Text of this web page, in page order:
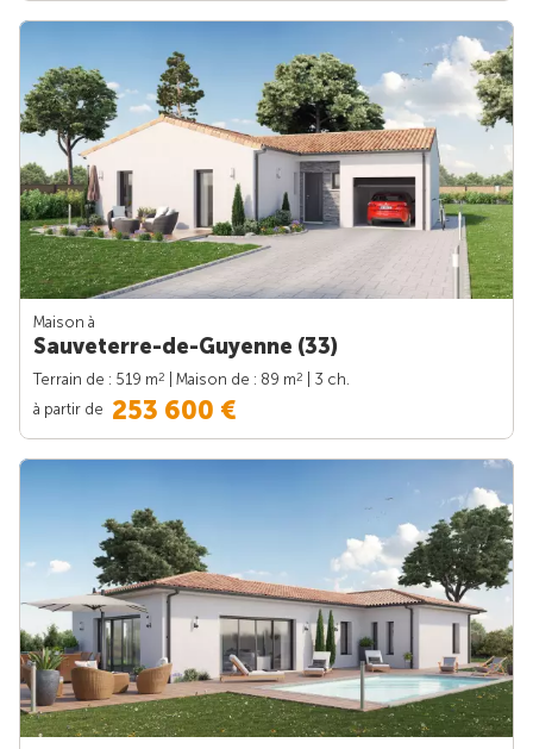
Maison à
Sauveterre-de-Guyenne (33)
Terrain de : 519 m2 | Maison de : 89 m2
| 3 ch.
à partir de 253 600 €